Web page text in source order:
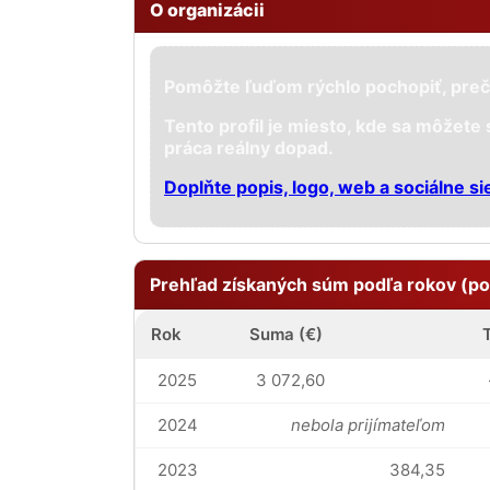
O organizácii
Pomôžte ľuďom rýchlo pochopiť,
Tento profil je miesto, kde sa
práca reálny dopad.
Doplňte popis, logo, web a sociálne
Prehľad získaných súm podľa rokov
Rok Suma (€)
2025 3 072,60
2024 nebola prijímateľom
2023 384,35